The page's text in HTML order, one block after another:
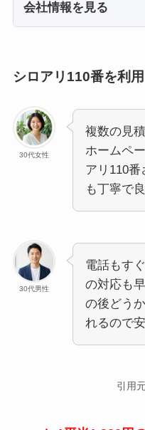
会社情報を見る
シロアリ110番を利
30代女性
複数の見
ホームペ
アリ110
も丁寧で
30代男性
電話もす
の対応も
の後どう
れるので
引用